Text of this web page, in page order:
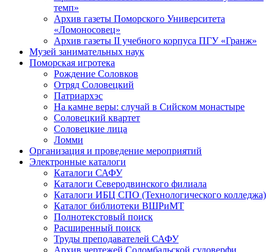
темп»
Архив газеты Поморского Университета
«Ломоносовец»
Архив газеты II учебного корпуса ПГУ «Гранж»
Музей занимательных наук
Поморская игротека
Рождение Соловков
Отряд Соловецкий
Патриархэс
На камне веры: случай в Сийском монастыре
Соловецкий квартет
Соловецкие лица
Ломми
Организация и проведение мероприятий
Электронные каталоги
Каталоги САФУ
Каталоги Северодвинского филиала
Каталоги ИБЦ СПО (Технологического колледжа)
Каталог библиотеки ВШРиМТ
Полнотекстовый поиск
Расширенный поиск
Труды преподавателей САФУ
Архив чертежей Соломбальской судоверфи